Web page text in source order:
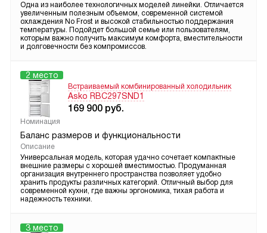
Одна из наиболее технологичных моделей линейки. Отличается
увеличенным полезным объемом, современной системой
охлаждения No Frost и высокой стабильностью поддержания
температуры. Подойдет большой семье или пользователям,
которым важно получить максимум комфорта, вместительности
и долговечности без компромиссов.
2 место
Встраиваемый комбинированный холодильник
Asko RBC297SND1
169 900 руб.
Номинация
Баланс размеров и функциональности
Описание
Универсальная модель, которая удачно сочетает компактные
внешние размеры с хорошей вместимостью. Продуманная
организация внутреннего пространства позволяет удобно
хранить продукты различных категорий. Отличный выбор для
современной кухни, где важны эргономика, тихая работа и
надежность техники.
3 место